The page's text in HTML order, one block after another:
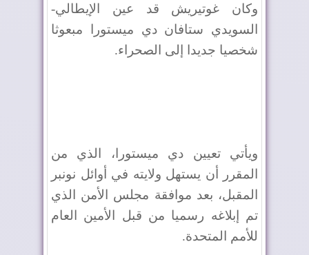
وكان غوتيريش قد عين الإيطالي-
السويدي ستافان دي ميستورا مبعوثا
شخصيا جديدا إلى الصحراء.
ويأتي تعيين دي ميستورا، الذي من
المقرر أن يستهل ولايته في أوائل نونبر
المقبل، بعد موافقة مجلس الأمن الذي
تم إبلاغه رسميا من قبل الأمين العام
للأمم المتحدة.